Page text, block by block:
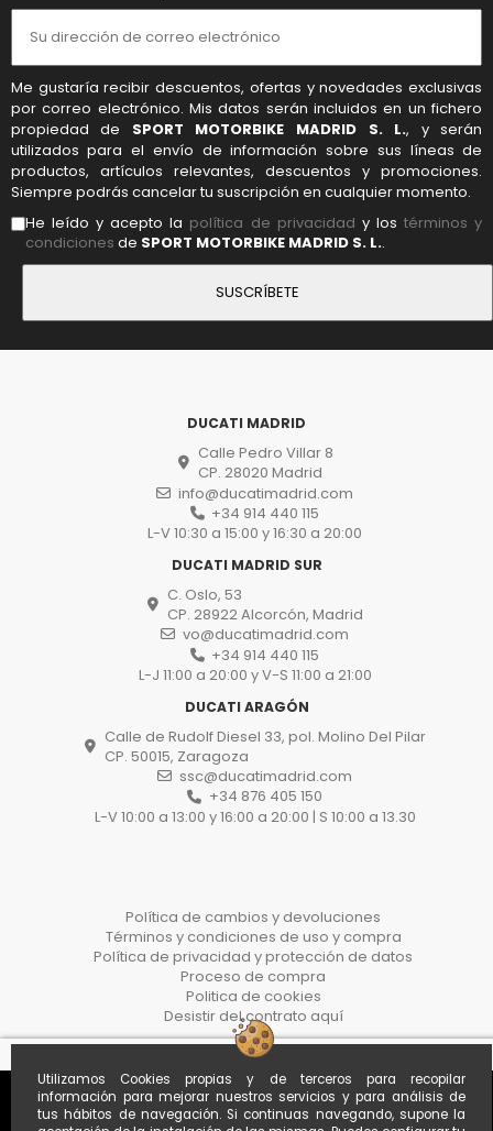
Utilizamos Cookies propias y de terceros para recopilar
información para mejorar nuestros servicios y para análisis de
tus hábitos de navegación. Si continuas navegando, supone la
Me gustaría recibir descuentos, ofertas y novedades exclusivas
por correo electrónico. Mis datos serán incluidos en un fichero
propiedad de SPORT MOTORBIKE MADRID S. L., y serán
utilizados para el envío de información sobre sus líneas de
productos, artículos relevantes, descuentos y promociones.
Siempre podrás cancelar tu suscripción en cualquier momento.
He leído y acepto la política de privacidad y lostérminos y
condiciones de SPORT MOTORBIKE MADRID S. L..
DUCATI MADRID
Calle Pedro Villar 8
CP. 28020 Madrid
info@ducatimadrid.com
+34 914 440 115
L-V 10:30 a 15:00 y 16:30 a 20:00
DUCATI MADRID SUR
C. Oslo, 53
CP. 28922 Alcorcón, Madrid
vo@ducatimadrid.com
+34 914 440 115
L-J 11:00 a 20:00 y V-S 11:00 a 21:00
DUCATI ARAGÓN
Calle de Rudolf Diesel 33, pol. Molino Del Pilar
CP. 50015, Zaragoza
ssc@ducatimadrid.com
+34 876 405 150
L-V 10:00 a 13:00 y 16:00 a 20:00 | S 10:00 a 13.30
Política de cambios y devoluciones
Términos y condiciones de uso y compra
Política de privacidad y protección de datos
Proceso de compra
Politica de cookies
Desistir del contrato aquí